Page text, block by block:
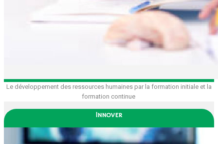
Le développement des ressources humaines par la formation initiale et la
formation continue
Innover